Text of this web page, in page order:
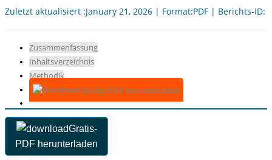
Zuletzt aktualisiert :January 21, 2026 | Format:PDF | Berichts-ID:
Zusammenfassung
Inhaltsverzeichnis
Methodik
Gratis-PDF herunterladen
Gratis-
PDF herunterladen